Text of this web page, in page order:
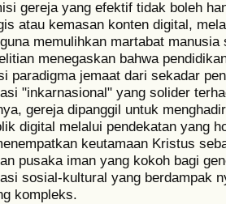
gereja yang efektif tidak boleh
atau kemasan konten digital,
memulihkan martabat
menegaskan bahwa
paradigma jemaat dari sekadar
"inkarnasional" yang solider
gereja dipanggil untuk
digital melalui pendekatan yang
keutamaan Kristus
pusaka iman yang kokoh bagi
sosial-kultural yang berdampak
kompleks.